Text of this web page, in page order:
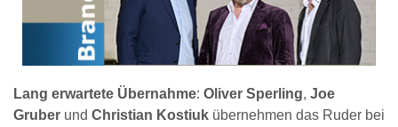
Lang erwartete Übernahme: Oliver Sperling, Joe
Gruber und Christian Kostiuk übernehmen das Ruder bei